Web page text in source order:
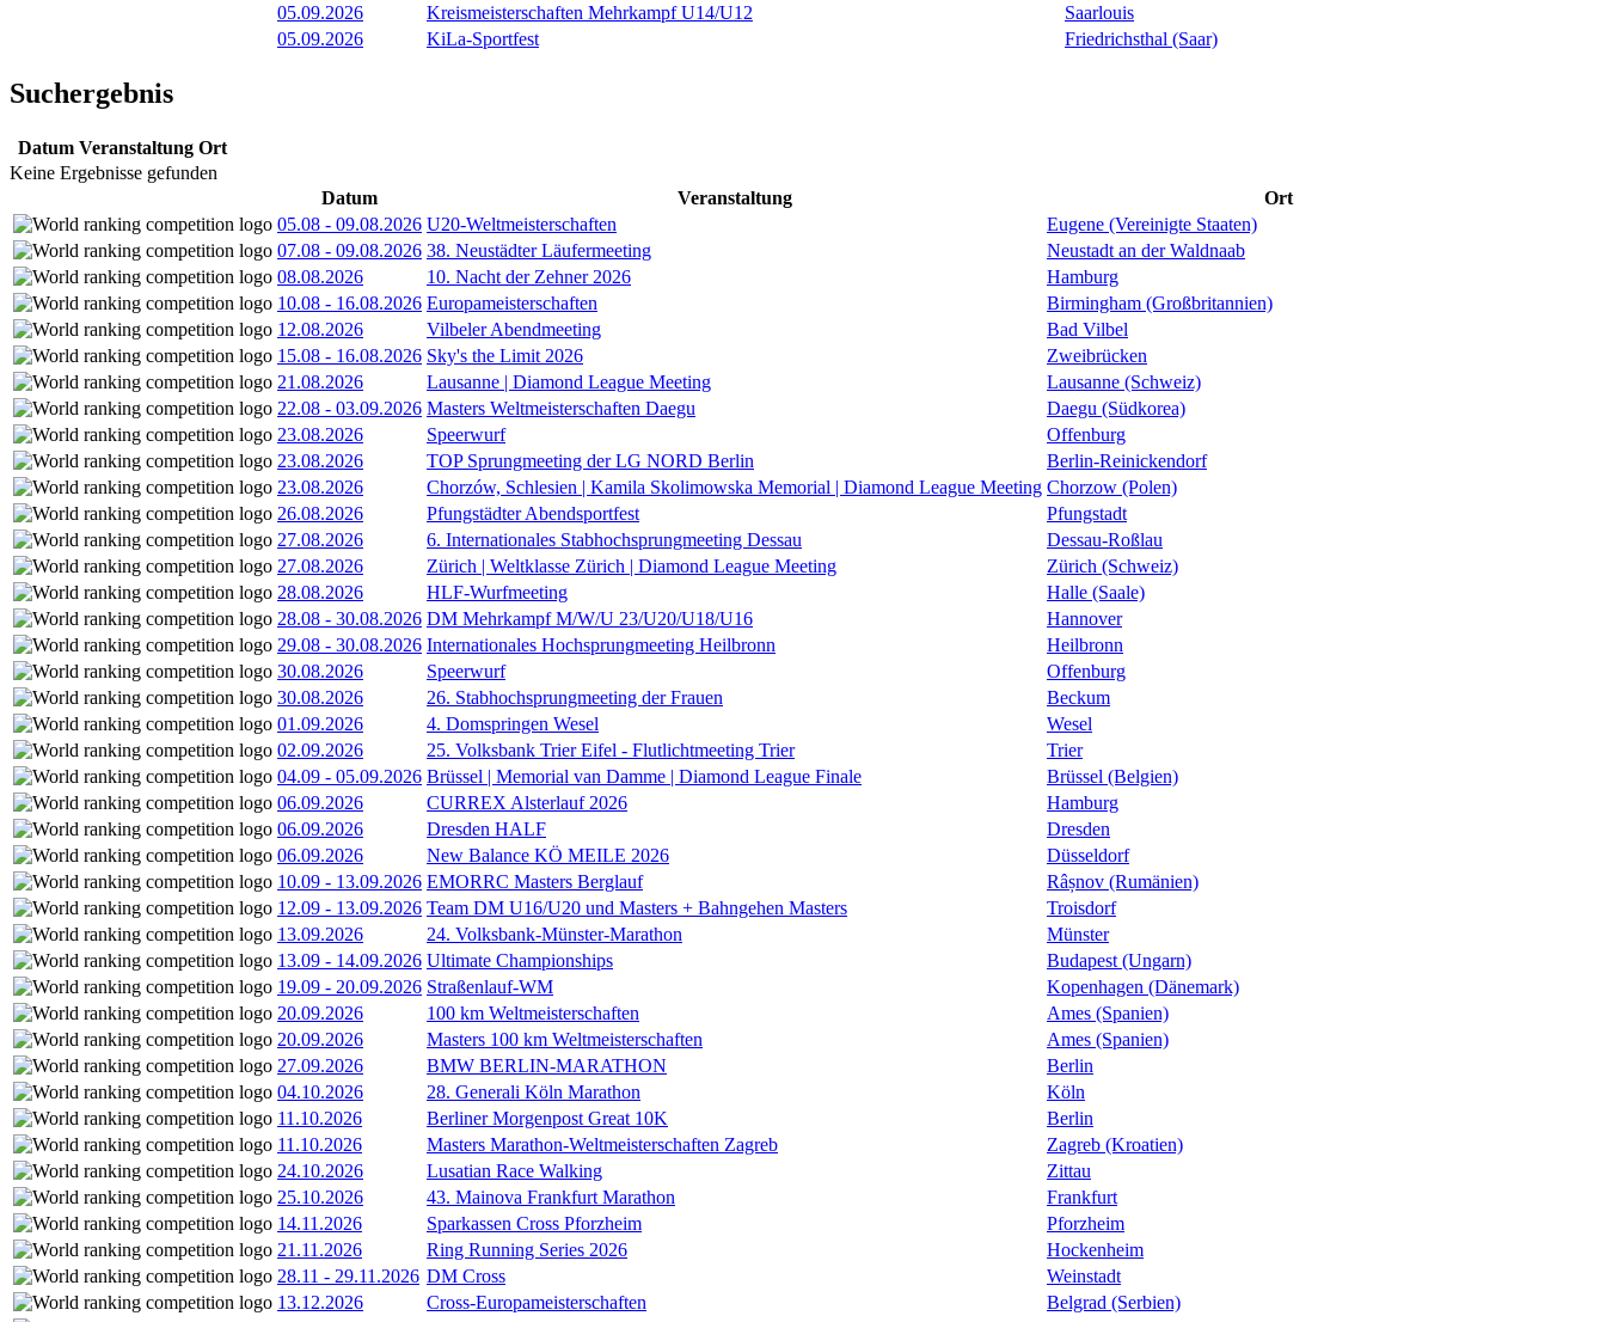
05.09.2026
Kreismeisterschaften Mehrkampf U14/U12
Saarlouis
05.09.2026
KiLa-Sportfest Friedrichsthal (Saar)
Suchergebnis
Datum Veranstaltung Ort
Keine Ergebnisse gefunden
Datum
Veranstaltung
Ort
05.08 - 09.08.2026 U20-Weltmeisterschaften
Eugene (Vereinigte Staaten)
07.08 - 09.08.2026 38. Neustädter Läufermeeting
Neustadt an der Waldnaab
08.08.2026
10. Nacht der Zehner 2026
Hamburg
10.08 - 16.08.2026 Europameisterschaften
Birmingham (Großbritannien)
12.08.2026
Vilbeler Abendmeeting
Bad Vilbel
15.08 - 16.08.2026 Sky's the Limit 2026
Zweibrücken
21.08.2026
Lausanne | Diamond League Meeting
Lausanne (Schweiz)
22.08 - 03.09.2026 Masters Weltmeisterschaften Daegu
Daegu (Südkorea)
23.08.2026
Speerwurf
Offenburg
23.08.2026
TOP Sprungmeeting der LG NORD Berlin
Berlin-Reinickendorf
23.08.2026
Chorzów, Schlesien | Kamila Skolimowska Memorial | Diamond League Meeting Chorzow (Polen)
26.08.2026
Pfungstädter Abendsportfest
Pfungstadt
27.08.2026
6. Internationales Stabhochsprungmeeting Dessau
Dessau-Roßlau
27.08.2026
Zürich | Weltklasse Zürich | Diamond League Meeting
Zürich (Schweiz)
28.08.2026
HLF-Wurfmeeting
Halle (Saale)
28.08 - 30.08.2026 DM Mehrkampf M/W/U 23/U20/U18/U16
Hannover
29.08 - 30.08.2026 Internationales Hochsprungmeeting Heilbronn
Heilbronn
30.08.2026
Speerwurf
Offenburg
30.08.2026
26. Stabhochsprungmeeting der Frauen
Beckum
01.09.2026
4. Domspringen Wesel
Wesel
02.09.2026
25. Volksbank Trier Eifel - Flutlichtmeeting Trier
Trier
04.09 - 05.09.2026 Brüssel | Memorial van Damme | Diamond League Finale
Brüssel (Belgien)
06.09.2026
CURREX Alsterlauf 2026
Hamburg
06.09.2026
Dresden HALF
Dresden
06.09.2026
New Balance KÖ MEILE 2026
Düsseldorf
10.09 - 13.09.2026 EMORRC Masters Berglauf
Râșnov (Rumänien)
12.09 - 13.09.2026 Team DM U16/U20 und Masters + Bahngehen Masters
Troisdorf
13.09.2026
24. Volksbank-Münster-Marathon
Münster
13.09 - 14.09.2026 Ultimate Championships
Budapest (Ungarn)
19.09 - 20.09.2026 Straßenlauf-WM
Kopenhagen (Dänemark)
20.09.2026
100 km Weltmeisterschaften
Ames (Spanien)
20.09.2026
Masters 100 km Weltmeisterschaften
Ames (Spanien)
27.09.2026
BMW BERLIN-MARATHON
Berlin
04.10.2026
28. Generali Köln Marathon
Köln
11.10.2026
Berliner Morgenpost Great 10K
Berlin
11.10.2026
Masters Marathon-Weltmeisterschaften Zagreb
Zagreb (Kroatien)
24.10.2026
Lusatian Race Walking
Zittau
25.10.2026
43. Mainova Frankfurt Marathon
Frankfurt
14.11.2026
Sparkassen Cross Pforzheim
Pforzheim
21.11.2026
Ring Running Series 2026
Hockenheim
28.11 - 29.11.2026 DM Cross
Weinstadt
13.12.2026
Cross-Europameisterschaften
Belgrad (Serbien)